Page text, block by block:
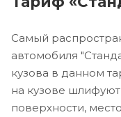
Самый
автомобиля
кузова в данном
на кузове
поверхности,